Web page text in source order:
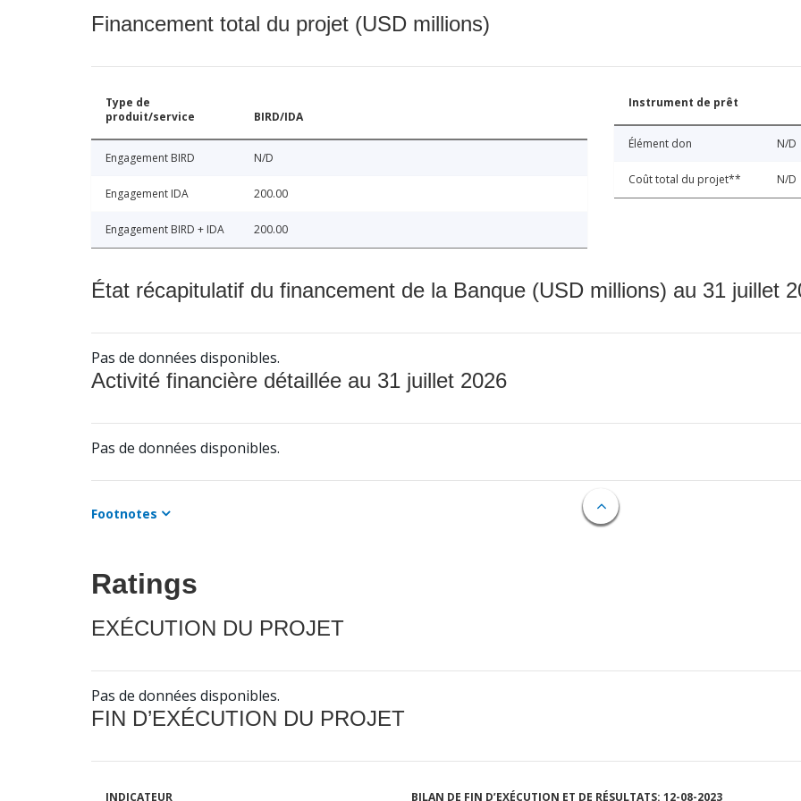
Financement total du projet (USD millions)
Type de
produit/service
BIRD/IDA
Engagement BIRD N/D
Engagement IDA 200.00
Engagement BIRD + IDA 200.00
Instrument de prêt
Élément don N/D
Coût total du projet** N/D
État récapitulatif du financement de la Banque (USD millions) au 31 juillet
Pas de données disponibles.
Activité financière détaillée au 31 juillet 2026
Pas de données disponibles.
Footnotes
Ratings
EXÉCUTION DU PROJET
Pas de données disponibles.
FIN D’EXÉCUTION DU PROJET
INDICATEUR BILAN DE FIN D’EXÉCUTION ET DE RÉSULTATS: 12-08-2023